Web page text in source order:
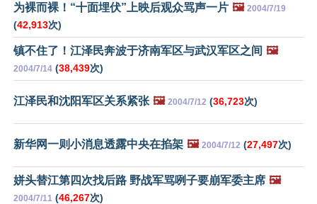
为裸而裸！“十面埋伏”上映后观众骂声一片 🖼️ 2004/7/19
(42,913次)
镇不住了！江泽民奔波于济南军区与武汉军区之间 🖼️
2004/7/14 (38,439次)
江泽民和沈阳军区关系紧张 🖼️ 2004/7/12 (36,723次)
新华网一则小消息透露中央在掐架 🖼️ 2004/7/12 (27,497次)
姘头替江第四次找后路 野战军骂咧子要崩军委主席 🖼️
2004/7/11 (46,267次)